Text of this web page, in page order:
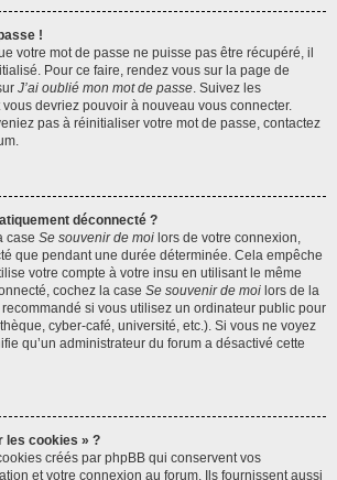
!
votre mot de passe ne puisse pas être récupéré, il
Pour ce faire, rendez vous sur la page de
J’ai oublié mon mot de passe. Suivez les
devriez pouvoir à nouveau vous connecter.
pas à réinitialiser votre mot de passe, contactez
déconnecté ?
case Se souvenir de moi lors de votre connexion,
que pendant une durée déterminée. Cela empêche
votre compte à votre insu en utilisant le même
cochez la case Se souvenir de moi lors de la
recommandé si vous utilisez un ordinateur public pour
cyber-café, université, etc.). Si vous ne voyez
qu’un administrateur du forum a désactivé cette
les cookies » ?
créés par phpBB qui conservent vos
et votre connexion au forum. Ils fournissent aussi